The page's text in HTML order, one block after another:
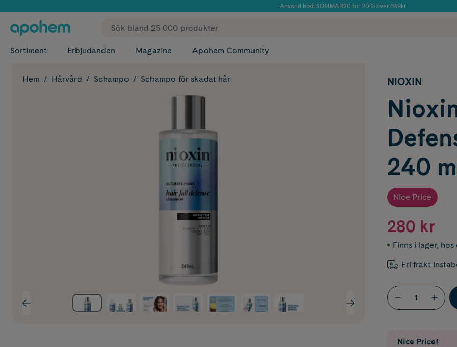
Använd kod: SOMMAR20 för 20% över 649kr
✓ Fri frakt
Sortiment Erbjudanden Magazine Apohem Community
Hem Hårvård Schampo Schampo för skadat hår NIOXIN
240
Nice Price
280 kr
Finns i lager, hos
Fri frakt
Nice Price!